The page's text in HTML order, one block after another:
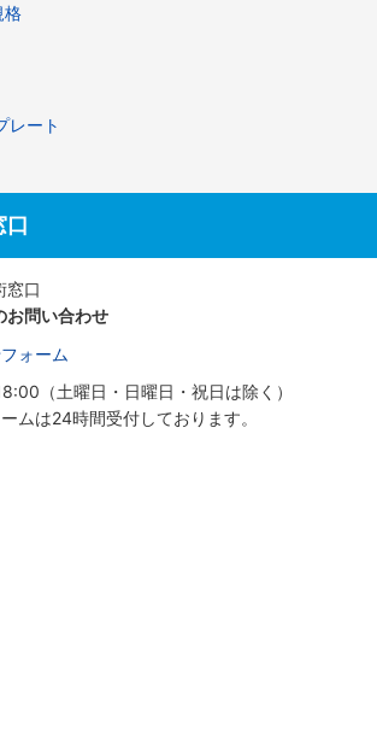
格
レート
口
窓口
お問い合わせ
ォーム
（土曜日・日曜日・祝日は除く）
ムは24時間受付しております。